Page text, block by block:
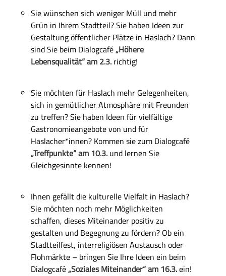
Sie wünschen sich weniger Müll und mehr
Grün in Ihrem Stadtteil? Sie haben Ideen zur
Gestaltung öffentlicher Plätze in Haslach? Dann
sind Sie beim Dialogcafé „Höhere
Lebensqualität“ am 2.3.richtig!
Sie möchten für Haslach mehr Gelegenheiten,
sich in gemütlicher Atmosphäre mit Freunden
zu treffen? Sie haben Ideen für vielfältige
Gastronomieangebote von und für
Haslacher*innen? Kommen sie zum Dialogcafé
„Treffpunkte“ am 10.3. und lernen Sie
Gleichgesinnte kennen!
Ihnen gefällt die kulturelle Vielfalt in Haslach?
Sie möchten noch mehr Möglichkeiten
schaffen, dieses Miteinander positiv zu
gestalten und Begegnung zu fördern? Ob ein
Stadtteilfest, interreligiösen Austausch oder
Flohmärkte – bringen Sie Ihre Ideen ein beim
Dialogcafé„Soziales Miteinander“ am 16.3.ein!